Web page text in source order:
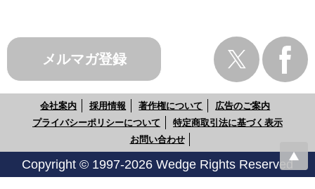
メルマガ登録
会社案内 採用情報 著作権について
広告のご案内
プライバシーポリシーについて
特定商取引法に基づく表示
お問い合わせ
Copyright © 1997-2026 Wedge Rights Reserved